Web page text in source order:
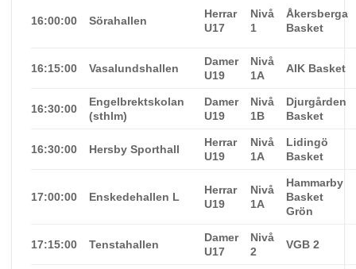
16:00:00 Sörahallen
Herrar
U17
Nivå
1
Åkersberga
Basket
16:15:00 Vasalundshallen
Damer
U19
Nivå
1A
AIK Basket
16:30:00
Engelbrektskolan
(sthlm)
Damer
U19
Nivå
1B
Djurgården
Basket
16:30:00 Hersby Sporthall
Herrar
U19
Nivå
1A
Lidingö
Basket
17:00:00 Enskedehallen L
Herrar
U19
Nivå
1A
Hammarby
Basket
Grön
17:15:00 Tenstahallen
Damer
U17
Nivå
2
VGB 2